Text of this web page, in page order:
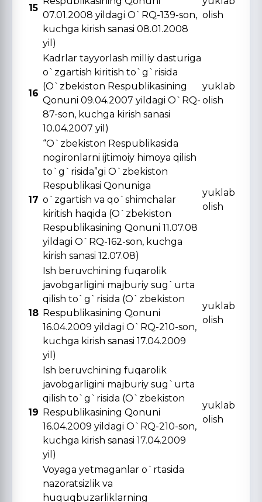
15
07.01.2008 yildagi O`RQ-139-son,
kuchga kirish sanasi 08.01.2008
yil)
olish
16
Kadrlar tayyorlash milliy dasturiga
o`zgartish kiritish to`g`risida
(O`zbekiston Respublikasining
Qonuni 09.04.2007 yildagi O`RQ-
87-son, kuchga kirish sanasi
10.04.2007 yil)
yuklab
olish
17
“O`zbekiston Respublikasida
nogironlarni ijtimoiy himoya qilish
to`g`risida”gi O`zbekiston
Respublikasi Qonuniga
o`zgartish va qo`shimchalar
kiritish haqida (O`zbekiston
Respublikasining Qonuni 11.07.08
yildagi O`RQ-162-son, kuchga
kirish sanasi 12.07.08)
yuklab
olish
18
Ish beruvchining fuqarolik
javobgarligini majburiy sug`urta
qilish to`g`risida (O`zbekiston
Respublikasining Qonuni
16.04.2009 yildagi O`RQ-210-son,
kuchga kirish sanasi 17.04.2009
yil)
yuklab
olish
19
Ish beruvchining fuqarolik
javobgarligini majburiy sug`urta
qilish to`g`risida (O`zbekiston
Respublikasining Qonuni
16.04.2009 yildagi O`RQ-210-son,
kuchga kirish sanasi 17.04.2009
yil)
yuklab
olish
Voyaga yetmaganlar o`rtasida
nazoratsizlik va
huquqbuzarliklarning